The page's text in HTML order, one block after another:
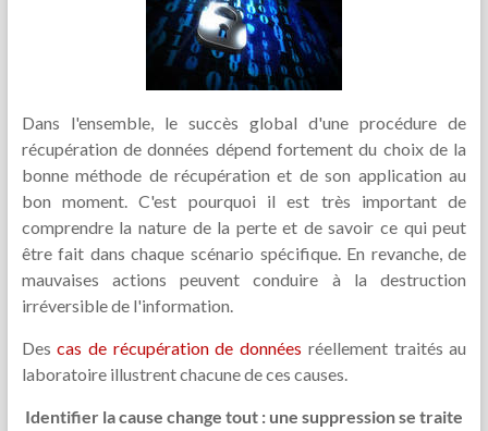
Dans l'ensemble, le succès global d'une procédure de
récupération de données dépend fortement du choix de la
bonne méthode de récupération et de son application au
bon moment. C'est pourquoi il est très important de
comprendre la nature de la perte et de savoir ce qui peut
être fait dans chaque scénario spécifique. En revanche, de
mauvaises actions peuvent conduire à la destruction
irréversible de l'information.
Descas de récupération de données réellement traités au
laboratoire illustrent chacune de ces causes.
Identifier la cause change tout : une suppression se traite